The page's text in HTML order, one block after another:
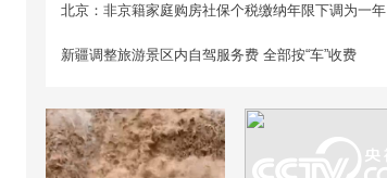
北京：非京籍家庭购房社保个税缴纳年限下调为一年
新疆调整旅游景区内自驾服务费 全部按“车”收费